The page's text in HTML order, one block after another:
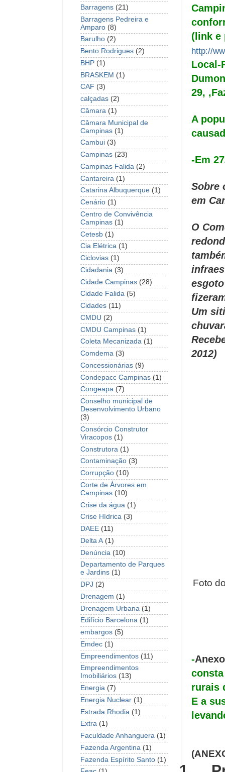
(link e
http://
Local-
29,
A
-Em
Sobre
em
O
Um
2012)
Foto
-
rurais
E a
Barragens (21)
Barragens Pedreira e
Amparo (8)
Barulho (2)
Bento Rodrigues (2)
BHP (1)
BRASKEM (1)
CAF (3)
calçadas (2)
Câmara (1)
Câmara Municipal de
Campinas (1)
Cambui (3)
Campinas (23)
Campinas Falida (2)
Cantareira (1)
Catarina Albuquerque (1)
Cenário (1)
Centro de Convivência
Campinas (1)
Cetesb (1)
Cia Elétrica (1)
Ciclovias (1)
Cidadania (3)
Cidade Campinas (28)
Cidade Falida (5)
Cidades (11)
CMDU (2)
CMDU Campinas (1)
Coleta Mecanizada (1)
Comdema (3)
Concessionárias (9)
Condepacc Campinas (1)
Congeapa (7)
Conselho municipal de
Desenvolvimento Urbano
(3)
Consórcio Construtor
Viracopos (1)
Construtora (1)
Contaminação (3)
Corrupção (10)
Corte de Árvores em
Campinas (10)
Crise da água (1)
Crise Hídrica (3)
DAEE (11)
Delta A (1)
Denúncia (10)
Departamento de Parques
e Jardins (1)
DPJ (2)
Drenagem (1)
Drenagem Urbana (1)
Edifício Barcelona (1)
embargos (5)
Emdec (1)
Empreendimentos (11)
Empreendimentos
Imobiliários (13)
Energia (7)
Energia Nuclear (1)
Estrada Rhodia (1)
Extra (1)
Faculdade Anhanguera (1)
Fazenda Argentina (1)
Fazenda Espírito Santo (1)